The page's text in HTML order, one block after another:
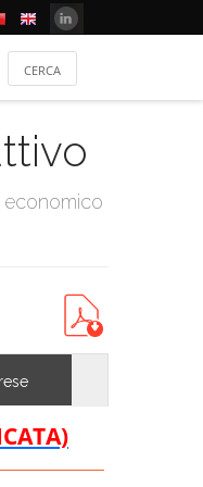
economico